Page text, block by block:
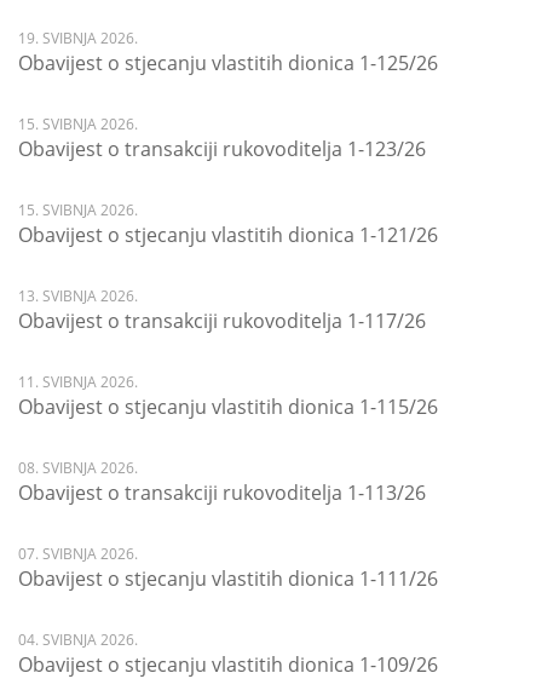
19. SVIBNJA 2026.
Obavijest o stjecanju vlastitih dionica 1-125/26
15. SVIBNJA 2026.
Obavijest o transakciji rukovoditelja 1-123/26
15. SVIBNJA 2026.
Obavijest o stjecanju vlastitih dionica 1-121/26
13. SVIBNJA 2026.
Obavijest o transakciji rukovoditelja 1-117/26
11. SVIBNJA 2026.
Obavijest o stjecanju vlastitih dionica 1-115/26
08. SVIBNJA 2026.
Obavijest o transakciji rukovoditelja 1-113/26
07. SVIBNJA 2026.
Obavijest o stjecanju vlastitih dionica 1-111/26
04. SVIBNJA 2026.
Obavijest o stjecanju vlastitih dionica 1-109/26